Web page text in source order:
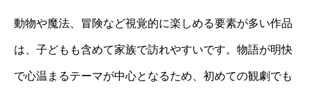
動物や魔法、冒険など視覚的に楽しめる要素が多い作品
は、子どもも含めて家族で訪れやすいです。物語が明快
で心温まるテーマが中心となるため、初めての観劇でも